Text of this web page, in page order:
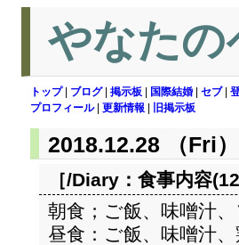
やなたの
トップ| ブログ| 掲示板 国際結婚 セブ|
プロフィール| 更新情報 旧掲示板
2018.12.28 （Fri）
［/Diary： 食事内容
朝食；ご飯、味噌汁
昼食：ご飯、味噌汁